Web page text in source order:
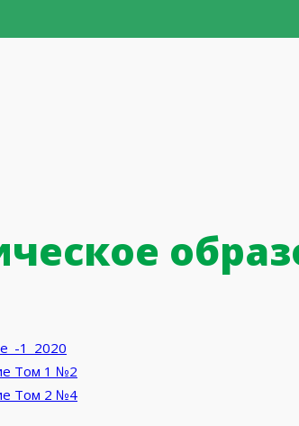
1_2020
Том 1 №2
Том 2 №4